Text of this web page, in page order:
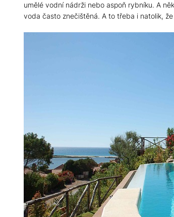
umělé vodní nádrži nebo aspoň rybníku. A
voda často znečištěná. A to třeba i natolik,